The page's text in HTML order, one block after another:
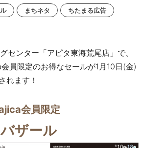
まちネタ
ちたまる広告
センター「アピタ東海荒尾店」で、
会員限定のお得なセールが1 月 10日(金)
れます！
会員限定
ザール